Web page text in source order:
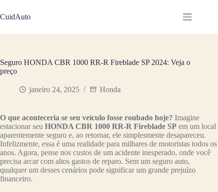
para
o
CuidAuto
Seguro HONDA CBR 1000 RR-R Fireblade SP 2024: Veja o
preço
janeiro 24, 2025 Honda
O que aconteceria se seu veículo fosse roubado hoje? Imagine
estacionar seu HONDA CBR 1000 RR-R Fireblade SP em um local
aparentemente seguro e, ao retornar, ele simplesmente desapareceu.
Infelizmente, essa é uma realidade para milhares de motoristas todos os
anos. Agora, pense nos custos de um acidente inesperado, onde você
precisa arcar com altos gastos de reparo. Sem um seguro auto,
qualquer um desses cenários pode significar um grande prejuízo
financeiro.